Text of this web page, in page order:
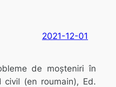
2021-12-01
de moșteniri în
(en roumain), Ed.